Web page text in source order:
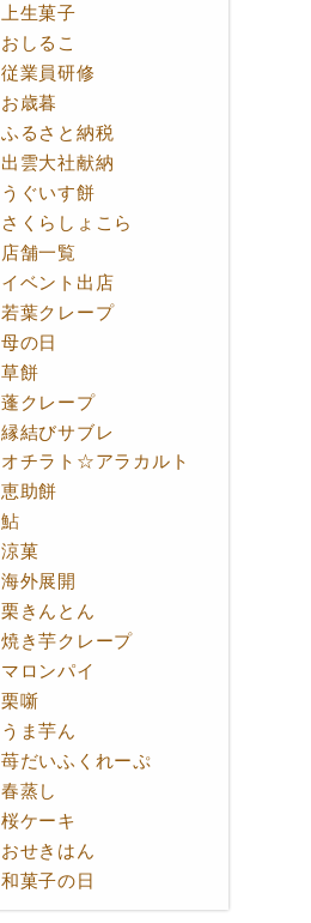
上生菓子
おしるこ
従業員研修
お歳暮
ふるさと納税
出雲大社献納
うぐいす餅
さくらしょこら
店舗一覧
イベント出店
若葉クレープ
母の日
草餅
蓬クレープ
縁結びサブレ
オチラト☆アラカルト
恵助餅
鮎
涼菓
海外展開
栗きんとん
焼き芋クレープ
マロンパイ
栗噺
うま芋ん
苺だいふくれーぷ
春蒸し
桜ケーキ
おせきはん
和菓子の日